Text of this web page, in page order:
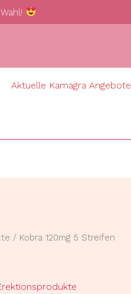
Aktuelle Kamagra Angebote
/ Kobra 120mg 5 Streifen